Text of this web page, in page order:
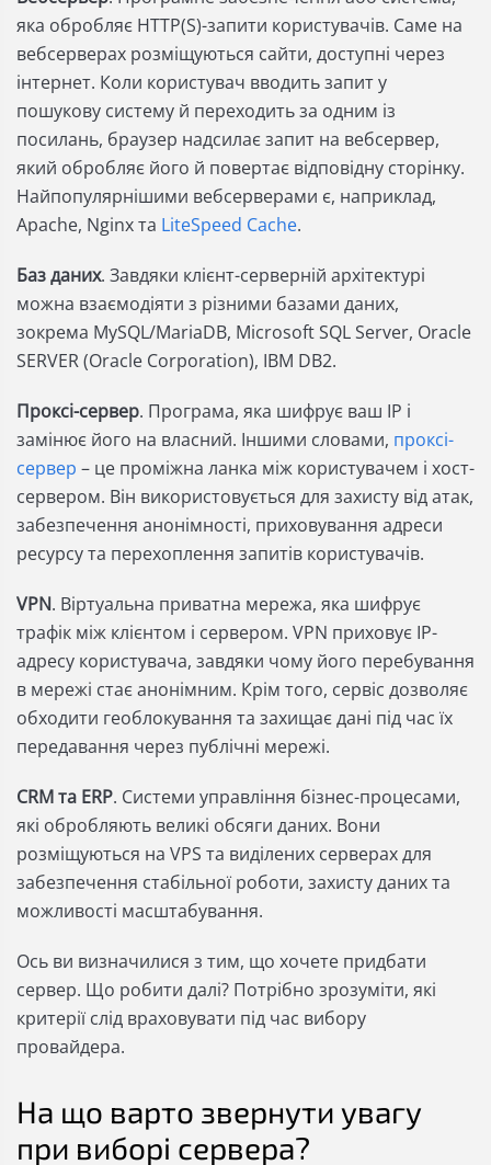
яка обробляє HTTP(S)-запити користувачів. Саме на
вебсерверах розміщуються сайти, доступні через
інтернет. Коли користувач вводить запит у
пошукову систему й переходить за одним із
посилань, браузер надсилає запит на вебсервер,
який обробляє його й повертає відповідну сторінку.
Найпопулярнішими вебсерверами є, наприклад,
Apache, Nginx та LiteSpeed ​​Cache.
Баз даних. Завдяки клієнт-серверній архітектурі
можна взаємодіяти з різними базами даних,
зокрема MySQL/MariaDB, Microsoft SQL Server, Oracle
SERVER (Oracle Corporation), IBM DB2.
Проксі-сервер. Програма, яка шифрує ваш IP і
замінює його на власний. Іншими словами, проксі-
сервер – це проміжна ланка між користувачем і хост-
сервером. Він використовується для захисту від атак,
забезпечення анонімності, приховування адреси
ресурсу та перехоплення запитів користувачів.
VPN. Віртуальна приватна мережа, яка шифрує
трафік між клієнтом і сервером. VPN приховує IP-
адресу користувача, завдяки чому його перебування
в мережі стає анонімним. Крім того, сервіс дозволяє
обходити геоблокування та захищає дані під час їх
передавання через публічні мережі.
CRM та ERP. Системи управління бізнес-процесами,
які обробляють великі обсяги даних. Вони
розміщуються на VPS та виділених серверах для
забезпечення стабільної роботи, захисту даних та
можливості масштабування.
Ось ви визначилися з тим, що хочете придбати
сервер. Що робити далі? Потрібно зрозуміти, які
критерії слід враховувати під час вибору
провайдера.
На що варто звернути увагу
при виборі сервера?